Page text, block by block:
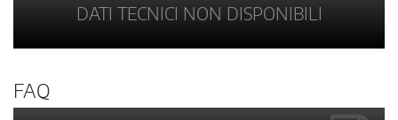
DATI TECNICI NON DISPONIBILI
FAQ